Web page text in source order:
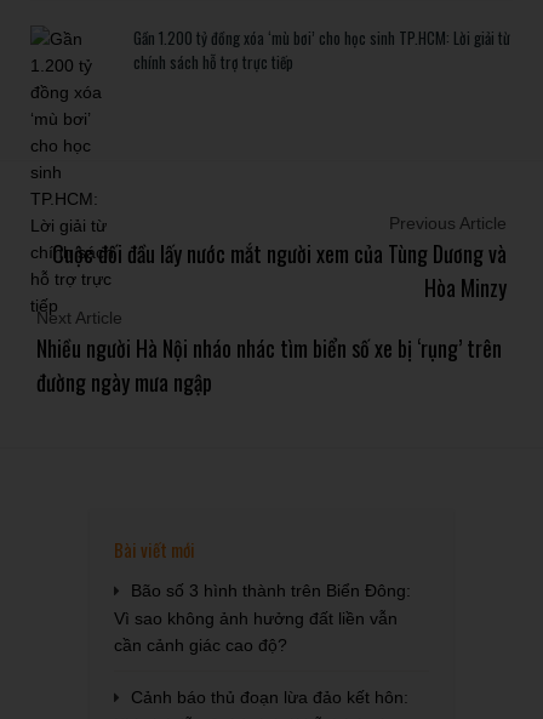
Gần 1.200 tỷ đồng xóa ‘mù bơi’ cho học sinh TP.HCM: Lời giải từ
chính sách hỗ trợ trực tiếp
Previous Article
Cuộc đối đầu lấy nước mắt người xem của Tùng Dương và
Hòa Minzy
Next Article
Nhiều người Hà Nội nháo nhác tìm biển số xe bị ‘rụng’ trên
đường ngày mưa ngập
Bài viết mới
Bão số 3 hình thành trên Biển Đông:
Vì sao không ảnh hưởng đất liền vẫn
cần cảnh giác cao độ?
Cảnh báo thủ đoạn lừa đảo kết hôn: